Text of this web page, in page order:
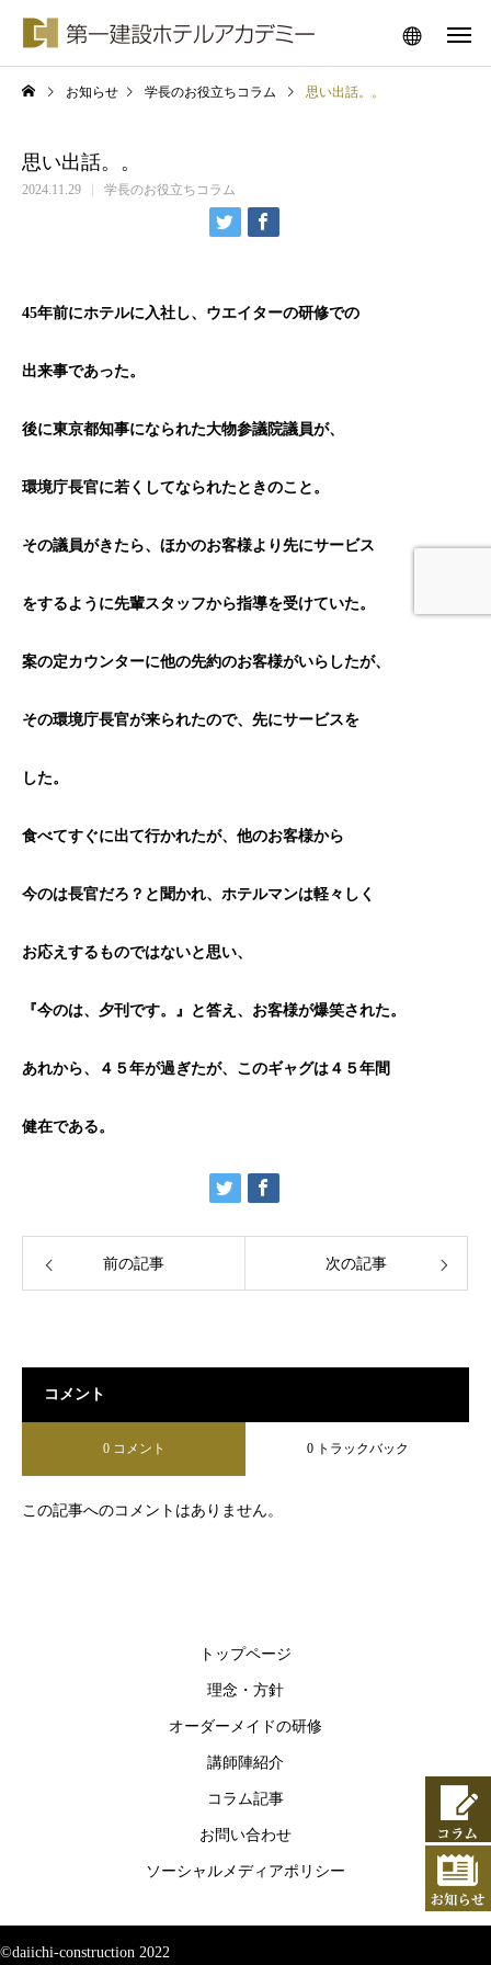
お知らせ 学長のお役立ちコラム 思い出話。。
思い出話。。
2024.11.29 学長のお役立ちコラム
45年前にホテルに入社し、ウエイターの研修での
出来事であった。
後に東京都知事になられた大物参議院議員が、
環境庁長官に若くしてなられたときのこと。
その議員がきたら、ほかのお客様より先にサービス
をするように先輩スタッフから指導を受けていた。
案の定カウンターに他の先約のお客様がいらしたが、
その環境庁長官が来られたので、先にサービスを
した。
食べてすぐに出て行かれたが、他のお客様から
今のは長官だろ？と聞かれ、ホテルマンは軽々しく
お応えするものではないと思い、
『今のは、夕刊です。』と答え、お客様が爆笑された。
あれから、４５年が過ぎたが、このギャグは４５年間
健在である。
前の記事 次の記事
コメント
0 コメント 0 トラックバック
この記事へのコメントはありません。
トップページ
理念・方針
オーダーメイドの研修
講師陣紹介
コラム記事
お問い合わせ
ソーシャルメディアポリシー
©daiichi-construction 2022